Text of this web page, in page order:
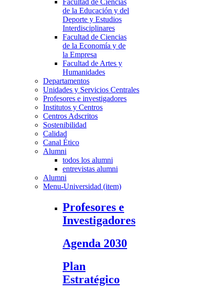
Facultad de Ciencias
de la Educación y del
Deporte y Estudios
Interdisciplinares
Facultad de Ciencias
de la Economía y de
la Empresa
Facultad de Artes y
Humanidades
Departamentos
Unidades y Servicios Centrales
Profesores e investigadores
Institutos y Centros
Centros Adscritos
Sostenibilidad
Calidad
Canal Ético
Alumni
todos los alumni
entrevistas alumni
Alumni
Menu-Universidad (item)
Profesores e
Investigadores
Agenda 2030
Plan
Estratégico